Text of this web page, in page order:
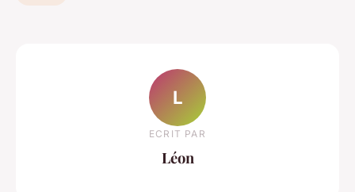
L
ECRIT PAR
Léon